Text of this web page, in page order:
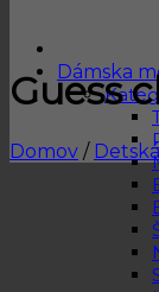
Dámska
Guess
Domov /